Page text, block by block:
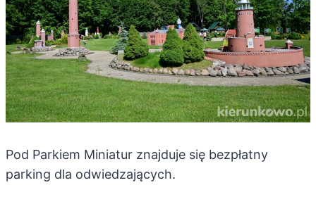
Pod Parkiem Miniatur znajduje się bezpłatny
parking dla odwiedzających.